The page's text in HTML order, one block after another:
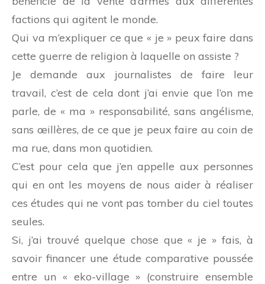
factions qui agitent le monde.
Qui va m’expliquer ce que « je » peux faire dans
cette guerre de religion à laquelle on assiste ?
Je demande aux journalistes de faire leur
travail, c’est de cela dont j’ai envie que l’on me
parle, de « ma » responsabilité, sans angélisme,
sans œillères, de ce que je peux faire au coin de
ma rue, dans mon quotidien.
C’est pour cela que j’en appelle aux personnes
qui en ont les moyens de nous aider à réaliser
ces études qui ne vont pas tomber du ciel toutes
seules.
Si, j’ai trouvé quelque chose que « je » fais, à
savoir financer une étude comparative poussée
entre un « eko-village » (construire ensemble